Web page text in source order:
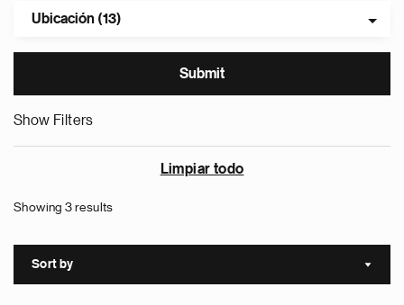
Ubicación (13)
Show Filters
Limpiar todo
Showing 3 results
Sort by Sort